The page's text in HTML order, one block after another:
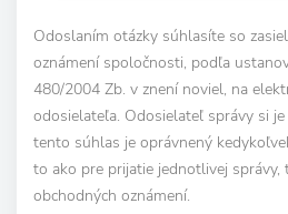
Odoslaním otázky súhlasíte so
oznámení spoločnosti, podľa
480/2004 Zb. v znení noviel, na
odosielateľa. Odosielateľ správy si
tento súhlas je oprávnený
to ako pre prijatie jednotlivej správy,
obchodných oznámení.